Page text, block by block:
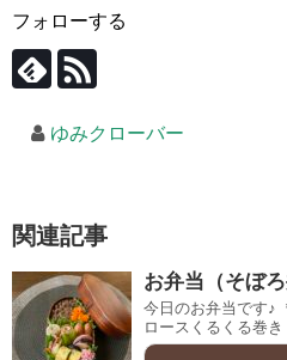
フォローする
ゆみクローバー
関連記事
お弁当（そぼろ
今日のお弁当です♪
ロースくるくる巻き